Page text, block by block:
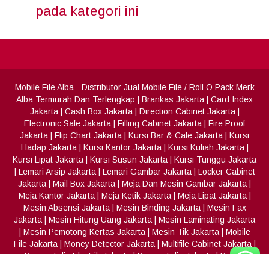
pada kategori ini
Mobile File Alba- Distributor Jual Mobile File / Roll O Pack Merk
Alba Termurah Dan Terlengkap
Brankas Jakarta
Card Index
Jakarta| Cash Box Jakarta| Direction Cabinet Jakarta|
Electronic Safe Jakarta
Filling Cabinet Jakarta
Fire Proof
Jakarta
Flip Chart Jakarta Kursi Bar & Cafe Jakarta
Kursi
Hadap Jakarta| Kursi Kantor Jakarta| Kursi Kuliah Jakarta|
Kursi Lipat Jakarta
Kursi Susun Jakarta
Kursi Tunggu Jakarta
Lemari Arsip Jakarta| Lemari Gambar Jakarta| Locker Cabinet
Jakarta
Mail Box Jakarta Meja Dan Mesin Gambar Jakarta
Meja Kantor Jakarta| Meja Ketik Jakarta| Meja Lipat Jakarta|
Mesin Absensi Jakarta| Mesin Binding Jakarta| Mesin Fax
Jakarta
Mesin Hitung Uang Jakarta
Mesin Laminating Jakarta
Mesin Pemotong Kertas Jakarta| Mesin Tik Jakarta| Mobile
File Jakarta| Money Detector Jakarta| Multifile Cabinet Jakarta|